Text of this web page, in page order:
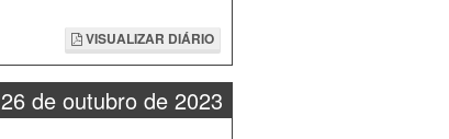
VISUALIZAR DIÁRIO
26 de outubro de 2023